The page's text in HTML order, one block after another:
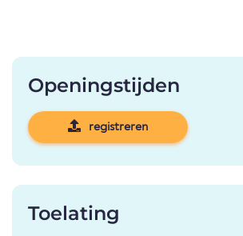
Openingstijden
registreren
Toelating